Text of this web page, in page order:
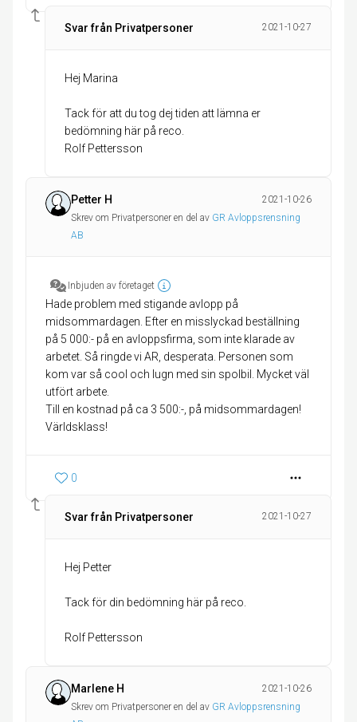
Svar från Privatpersoner 2021-10-27
Hej Marina
Tack för att du tog dej tiden att lämna er
bedömning här på reco.
Rolf Pettersson
Petter H
2021-10-26
Skrev om Privatpersoner en del av GR Avloppsrensning
AB
Inbjuden av företaget
Hade problem med stigande avlopp på
midsommardagen. Efter en misslyckad beställning
på 5 000:- på en avloppsfirma, som inte klarade av
arbetet. Så ringde vi AR, desperata. Personen som
kom var så cool och lugn med sin spolbil. Mycket väl
utfört arbete.
Till en kostnad på ca 3 500:-, på midsommardagen!
Världsklass!
0
Svar från Privatpersoner 2021-10-27
Hej Petter
Tack för din bedömning här på reco.
Rolf Pettersson
Marlene H
2021-10-26
Skrev om Privatpersoner en del av GR Avloppsrensning